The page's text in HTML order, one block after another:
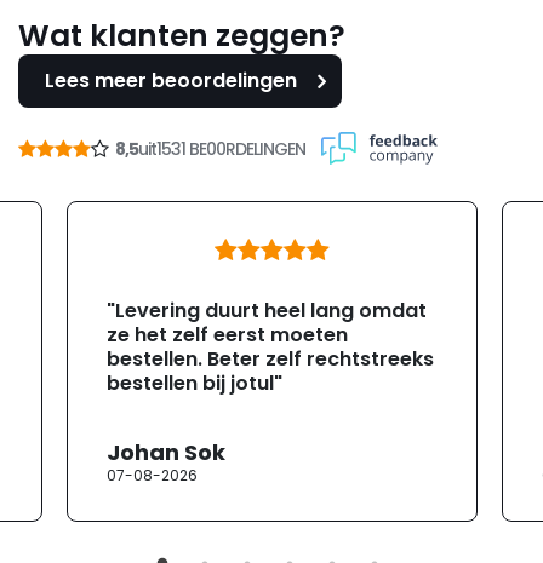
Wat klanten zeggen?
Lees meer beoordelingen
8,5uit1531 BE00RDELINGEN
"Levering duurt heel lang omdat
ze het zelf eerst moeten
bestellen. Beter zelf rechtstreeks
bestellen bij jotul"
Johan Sok
07-08-2026